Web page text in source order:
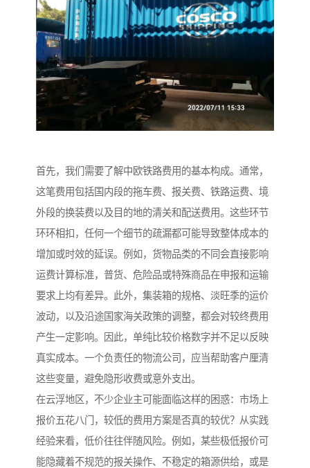
首先，我们需要了解中欧铁路费用的基本构成。通常，
这笔费用包括国内段的拖车费、报关费、铁路运费、境
外段的换装费以及目的地的清关和配送费用。这些环节
环环相扣，任何一个细节的疏漏都可能导致整体成本的
增加或时效的延误。例如，货物品类的不同会直接影响
运费计算标准，普货、危险品或特殊商品在申报和运输
要求上均有差异。此外，集装箱的规格、淡旺季的运价
波动，以及沿途国家海关政策的调整，都会对较终费用
产生一定影响。因此，单纯比较价格数字并不足以反映
真实成本。一个负责任的物流公司，应当帮助客户厘清
这些变量，避免隐形收费或意外支出。
在云浮地区，不少企业主可能面临这样的困惑：市场上
报价五花八门，较低的费用方案是否真的较优？从实践
经验来看，低价往往伴随风险。例如，某些极低报价可
能隐藏着不规范的报关操作、不稳定的箱源供给，或是